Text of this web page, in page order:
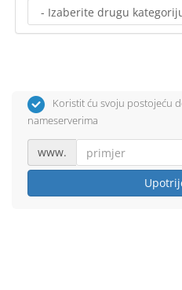
Koristit ću svoju postojeću
nameserverima
www.